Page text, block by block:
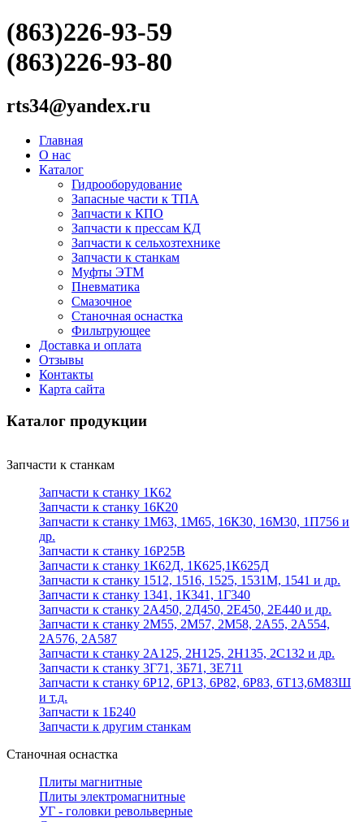
(863)226-93-59
(863)226-93-80
rts34@yandex.ru
Главная
О нас
Каталог
Гидрооборудование
Запасные части к ТПА
Запчасти к КПО
Запчасти к прессам КД
Запчасти к сельхозтехнике
Запчасти к станкам
Муфты ЭТМ
Пневматика
Смазочное
Станочная оснастка
Фильтрующее
Доставка и оплата
Отзывы
Контакты
Карта сайта
Каталог продукции
Запчасти к станкам
Запчасти к станку 1К62
Запчасти к станку 16К20
Запчасти к станку 1М63, 1М65, 16К30, 16М30, 1П756 и
др.
Запчасти к станку 16Р25В
Запчасти к станку 1К62Д, 1К625,1К625Д
Запчасти к станку 1512, 1516, 1525, 1531М, 1541 и др.
Запчасти к станку 1341, 1К341, 1Г340
Запчасти к станку 2А450, 2Д450, 2Е450, 2Е440 и др.
Запчасти к станку 2М55, 2М57, 2М58, 2А55, 2А554,
2А576, 2А587
Запчасти к станку 2А125, 2Н125, 2Н135, 2С132 и др.
Запчасти к станку 3Г71, 3Б71, 3Е711
Запчасти к станку 6Р12, 6Р13, 6Р82, 6Р83, 6Т13,6М83Ш
и т.д.
Запчасти к 1Б240
Запчасти к другим станкам
Станочная оснастка
Плиты магнитные
Плиты электромагнитные
УГ - головки револьверные